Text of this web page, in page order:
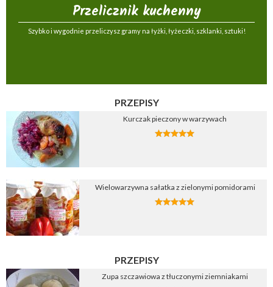
Przelicznik kuchenny
Szybko i wygodnie przeliczysz gramy na łyżki, łyżeczki, szklanki, sztuki!
PRZEPISY
Kurczak pieczony w warzywach
Wielowarzywna sałatka z zielonymi pomidorami
PRZEPISY
Zupa szczawiowa z tłuczonymi ziemniakami